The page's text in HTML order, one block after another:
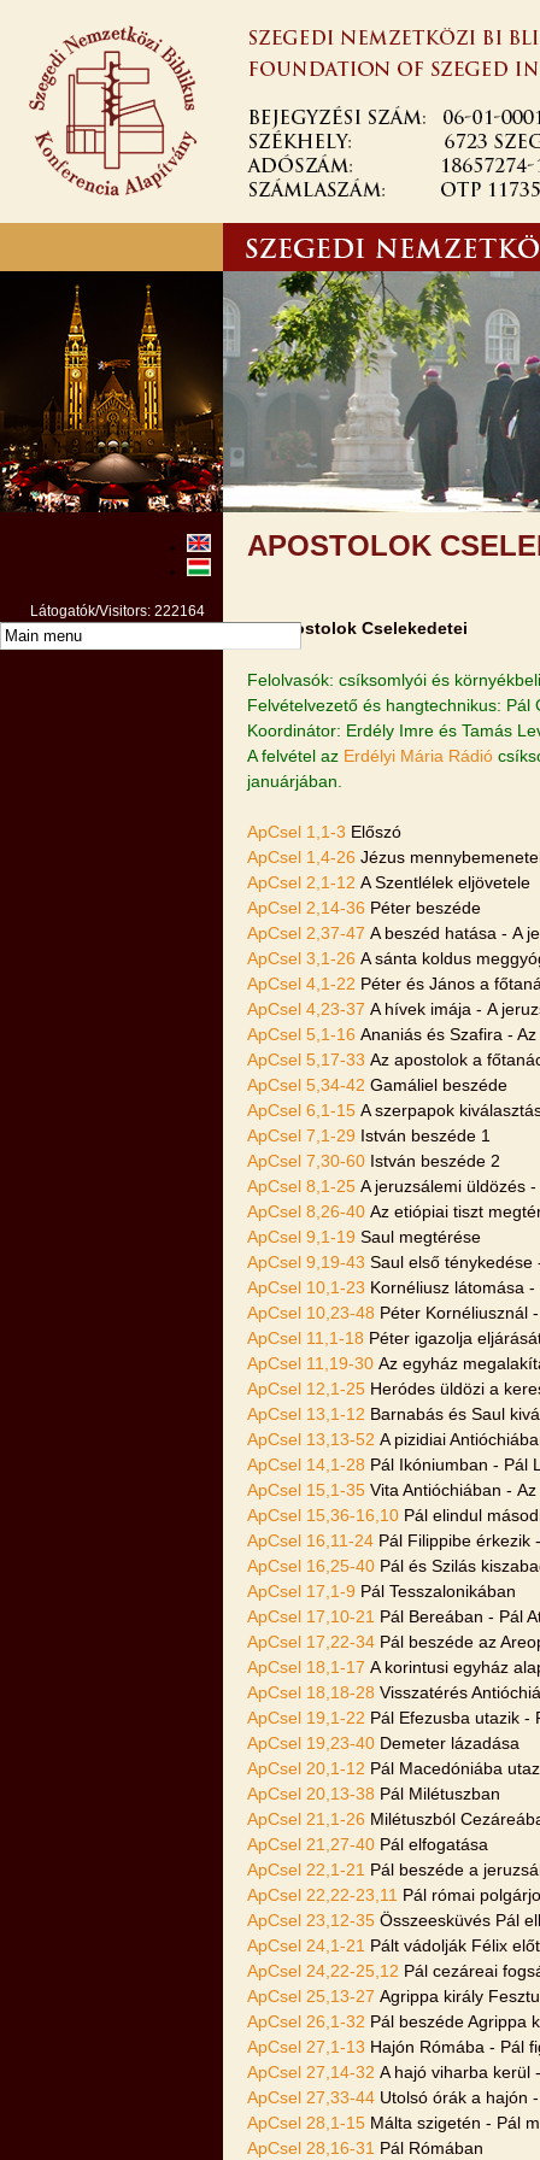
APOSTOLOK
Az Apostolok Cselekedetei
Felolvasók: csíksomlyói és
Felvételvezető és hangtechnikus: Pál
Koordinátor: Erdély Imre és Tamás
A felvétel az Erdélyi Mária Rádió
januárjában.
ApCsel 1,1-3 Előszó
ApCsel 1,4-26 Jézus
ApCsel 2,1-12 A Szentlélek eljövetele
ApCsel 2,14-36 Péter beszéde
ApCsel 2,37-47 A beszéd hatása - A
ApCsel 3,1-26 A sánta koldus
ApCsel 4,1-22 Péter és János a
ApCsel 4,23-37 A hívek imája - A
ApCsel 5,1-16 Ananiás és Szafira -
ApCsel 5,17-33 Az apostolok a
ApCsel 5,34-42 Gamáliel beszéde
ApCsel 6,1-15 A szerpapok
ApCsel 7,1-29 István beszéde 1
ApCsel 7,30-60 István beszéde 2
ApCsel 8,1-25 A jeruzsálemi üldözés
ApCsel 8,26-40 Az etiópiai tiszt
ApCsel 9,1-19 Saul megtérése
ApCsel 9,19-43 Saul első ténykedése
ApCsel 10,1-23 Kornéliusz látomása
ApCsel 10,23-48 Péter Kornéliusznál
ApCsel 11,1-18 Péter igazolja
ApCsel 11,19-30 Az egyház
ApCsel 12,1-25 Heródes üldözi a
ApCsel 13,1-12 Barnabás és Saul
ApCsel 13,13-52 A pizidiai
ApCsel 14,1-28 Pál Ikóniumban - Pál
ApCsel 15,1-35 Vita Antióchiában -
ApCsel 15,36-16,10 Pál elindul
ApCsel 16,11-24 Pál Filippibe érkezik
ApCsel 16,25-40 Pál és Szilás
ApCsel 17,1-9 Pál Tesszalonikában
ApCsel 17,10-21 Pál Bereában - Pál
ApCsel 17,22-34 Pál beszéde az
ApCsel 18,1-17 A korintusi egyház
ApCsel 18,18-28 Visszatérés
ApCsel 19,1-22 Pál Efezusba utazik -
ApCsel 19,23-40 Demeter lázadása
ApCsel 20,1-12 Pál Macedóniába
ApCsel 20,13-38 Pál Milétuszban
ApCsel 21,1-26 Milétuszból
ApCsel 21,27-40 Pál elfogatása
ApCsel 22,1-21 Pál beszéde a
ApCsel 22,22-23,11 Pál római
ApCsel 23,12-35 Összeesküvés Pál
ApCsel 24,1-21 Pált vádolják Félix
ApCsel 24,22-25,12 Pál cezáreai
ApCsel 25,13-27 Agrippa király
ApCsel 26,1-32 Pál beszéde Agrippa
ApCsel 27,1-13 Hajón Rómába - Pál
ApCsel 27,14-32 A hajó viharba kerül
ApCsel 27,33-44 Utolsó órák a hajón
ApCsel 28,1-15 Málta szigetén - Pál
ApCsel 28,16-31 Pál Rómában
Látogatók/Visitors: 222164